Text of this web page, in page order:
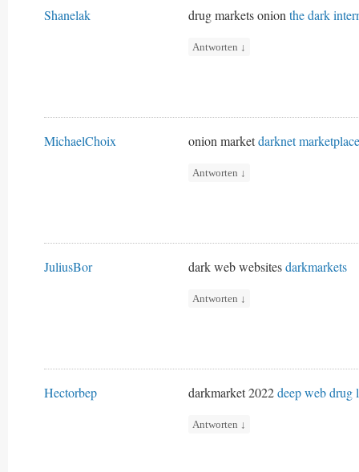
Shanelak drug markets onionthe dark
Antworten ↓
MichaelChoix onion marketdarknet marketplace
Antworten ↓
JuliusBor dark web websitesdarkmarkets
Antworten ↓
Hectorbep darkmarket 2022deep web drug
Antworten ↓